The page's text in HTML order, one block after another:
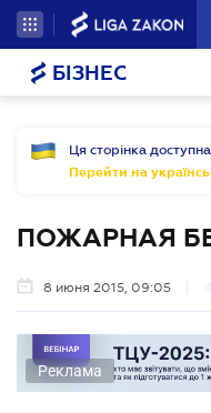
БІЗНЕС
Ця сторінка
Перейти на
ПОЖАРНАЯ
8 июня 2015, 09:05
Реклама